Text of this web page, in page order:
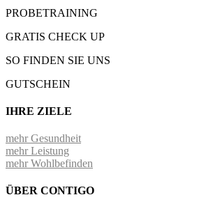
PROBETRAINING
GRATIS CHECK UP
SO FINDEN SIE UNS
GUTSCHEIN
IHRE ZIELE
mehr Gesundheit
mehr Leistung
mehr Wohlbefinden
ÜBER CONTIGO